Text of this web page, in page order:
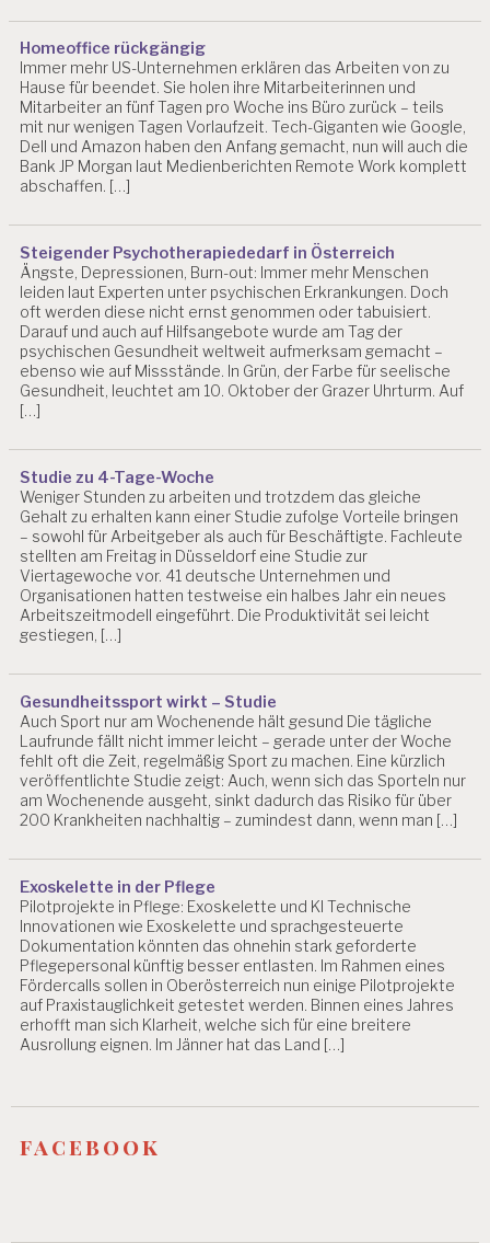
A
S
C
H
G
B
U
N
O
U
T
D
R.
C
H
T
I
A
N
B
LI
N
D
E
A
L
U
IE
R
U
N
G
Y
C
H
IS
C
H
E
R
B
T
Homeoffice rückgängig
Immer mehr US-Unternehmen erklären das Arbeiten von zu
Hause für beendet. Sie holen ihre Mitarbeiterinnen und
Mitarbeiter an fünf Tagen pro Woche ins Büro zurück – teils
mit nur wenigen Tagen Vorlaufzeit. Tech-Giganten wie Google,
Dell und Amazon haben den Anfang gemacht, nun will auch die
Bank JP Morgan laut Medienberichten Remote Work komplett
abschaffen. […]
Steigender Psychotherapiededarf in Österreich
Ängste, Depressionen, Burn-out: Immer mehr Menschen
leiden laut Experten unter psychischen Erkrankungen. Doch
oft werden diese nicht ernst genommen oder tabuisiert.
Darauf und auch auf Hilfsangebote wurde am Tag der
psychischen Gesundheit weltweit aufmerksam gemacht –
ebenso wie auf Missstände. In Grün, der Farbe für seelische
Gesundheit, leuchtet am 10. Oktober der Grazer Uhrturm. Auf
[…]
Studie zu 4-Tage-Woche
Weniger Stunden zu arbeiten und trotzdem das gleiche
Gehalt zu erhalten kann einer Studie zufolge Vorteile bringen
– sowohl für Arbeitgeber als auch für Beschäftigte. Fachleute
stellten am Freitag in Düsseldorf eine Studie zur
Viertagewoche vor. 41 deutsche Unternehmen und
Organisationen hatten testweise ein halbes Jahr ein neues
Arbeitszeitmodell eingeführt. Die Produktivität sei leicht
gestiegen, […]
Gesundheitssport wirkt – Studie
Auch Sport nur am Wochenende hält gesund Die tägliche
Laufrunde fällt nicht immer leicht – gerade unter der Woche
fehlt oft die Zeit, regelmäßig Sport zu machen. Eine kürzlich
veröffentlichte Studie zeigt: Auch, wenn sich das Sporteln nur
am Wochenende ausgeht, sinkt dadurch das Risiko für über
200 Krankheiten nachhaltig – zumindest dann, wenn man […]
Exoskelette in der Pflege
Pilotprojekte in Pflege: Exoskelette und KI Technische
Innovationen wie Exoskelette und sprachgesteuerte
Dokumentation könnten das ohnehin stark geforderte
Pflegepersonal künftig besser entlasten. Im Rahmen eines
Fördercalls sollen in Oberösterreich nun einige Pilotprojekte
auf Praxistauglichkeit getestet werden. Binnen eines Jahres
erhofft man sich Klarheit, welche sich für eine breitere
Ausrollung eignen. Im Jänner hat das Land […]
facebook